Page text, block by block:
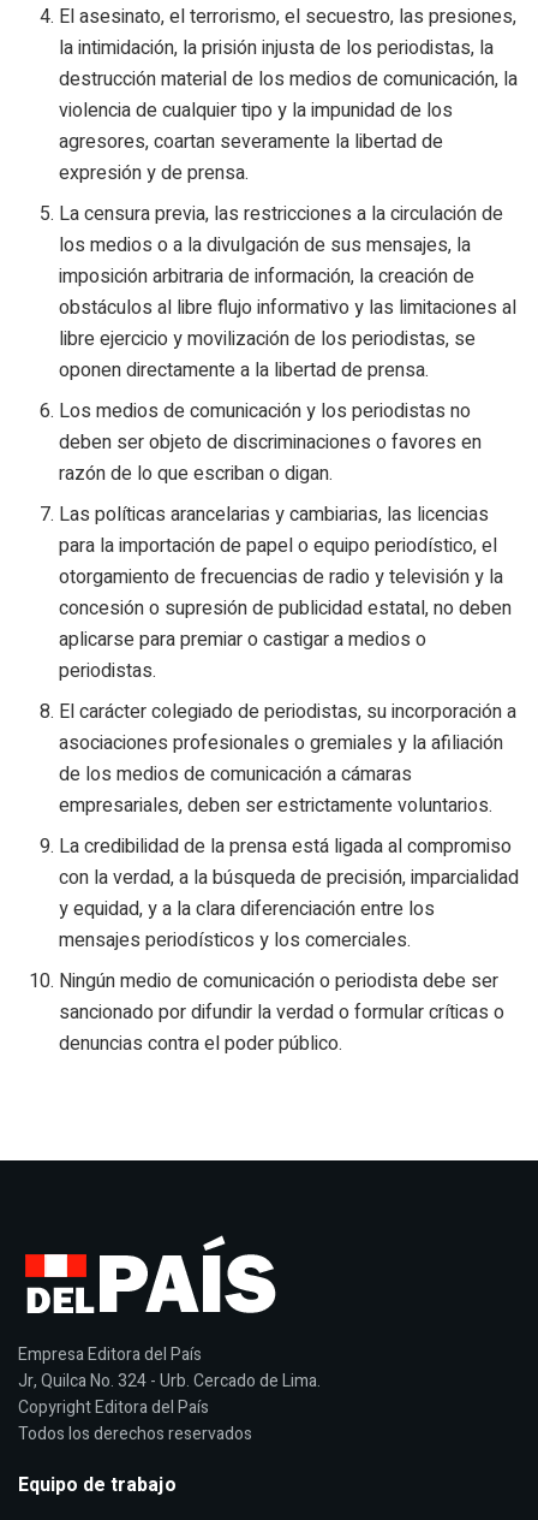
El asesinato, el terrorismo, el secuestro, las presiones,
la intimidación, la prisión injusta de los periodistas, la
destrucción material de los medios de comunicación, la
violencia de cualquier tipo y la impunidad de los
agresores, coartan severamente la libertad de
expresión y de prensa.
La censura previa, las restricciones a la circulación de
los medios o a la divulgación de sus mensajes, la
imposición arbitraria de información, la creación de
obstáculos al libre flujo informativo y las limitaciones al
libre ejercicio y movilización de los periodistas, se
oponen directamente a la libertad de prensa.
Los medios de comunicación y los periodistas no
deben ser objeto de discriminaciones o favores en
razón de lo que escriban o digan.
Las políticas arancelarias y cambiarias, las licencias
para la importación de papel o equipo periodístico, el
otorgamiento de frecuencias de radio y televisión y la
concesión o supresión de publicidad estatal, no deben
aplicarse para premiar o castigar a medios o
periodistas.
El carácter colegiado de periodistas, su incorporación a
asociaciones profesionales o gremiales y la afiliación
de los medios de comunicación a cámaras
empresariales, deben ser estrictamente voluntarios.
La credibilidad de la prensa está ligada al compromiso
con la verdad, a la búsqueda de precisión, imparcialidad
y equidad, y a la clara diferenciación entre los
mensajes periodísticos y los comerciales.
Ningún medio de comunicación o periodista debe ser
sancionado por difundir la verdad o formular críticas o
denuncias contra el poder público.
Empresa Editora del País
Jr, Quilca No. 324 - Urb. Cercado de Lima.
Copyright Editora del País
Todos los derechos reservados
Equipo de trabajo